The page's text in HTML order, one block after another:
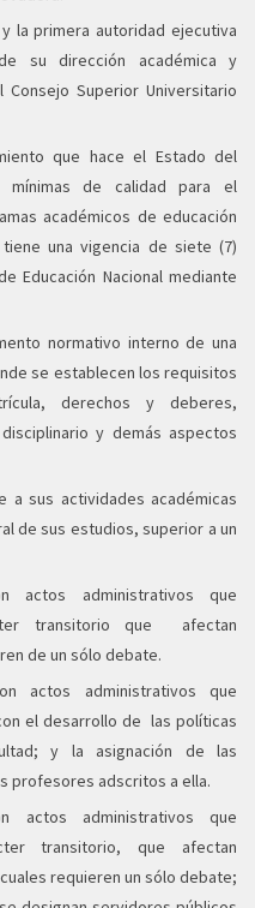
la primera autoridad ejecutiva
su dirección académica y
Superior Universitario
que hace el Estado del
mínimas de calidad para el
académicos de educación
una vigencia de siete (7)
Educación Nacional mediante
normativo interno de una
se establecen los requisitos
derechos y deberes,
y demás aspectos
a sus actividades académicas
de sus estudios, superior a un
actos administrativos que
transitorio que afectan
de un sólo debate.
actos administrativos que
el desarrollo de las políticas
y la asignación de las
profesores adscritos a ella.
actos administrativos que
transitorio, que afectan
requieren un sólo debate;